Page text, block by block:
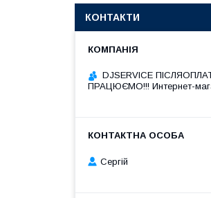
КОНТАКТИ
DJSERVICE
ПРАЦЮЄМО!!! Интернет-
Сергій